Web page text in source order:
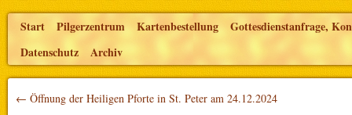
Start Pilgerzentrum Kartenbestellung
Gottesdienstanfrage,
Datenschutz
Archiv
← Öffnung der Heiligen Pforte in St. Peter am 24.12.2024